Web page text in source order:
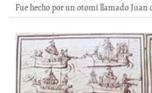
Fue hecho por un otomí llamado Juan